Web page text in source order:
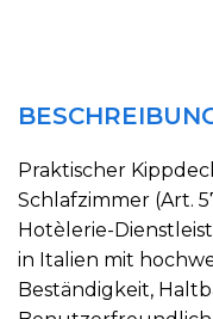
Praktischer
Schlafzimmer (Art.
Hotèlerie-
in Italien mit
Beständigkeit,